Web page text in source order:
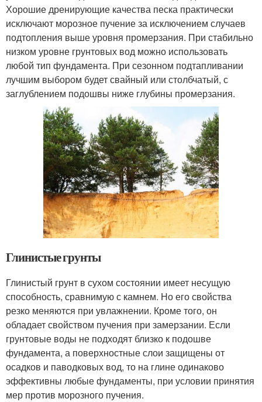
Хорошие дренирующие качества песка практически
исключают морозное пучение за исключением случаев
подтопления выше уровня промерзания. При стабильно
низком уровне грунтовых вод можно использовать
любой тип фундамента. При сезонном подтапливании
лучшим выбором будет свайный или столбчатый, с
заглублением подошвы ниже глубины промерзания.
Глинистые грунты
Глинистый грунт в сухом состоянии имеет несущую
способность, сравнимую с камнем. Но его свойства
резко меняются при увлажнении. Кроме того, он
обладает свойством пучения при замерзании. Если
грунтовые воды не подходят близко к подошве
фундамента, а поверхностные слои защищены от
осадков и паводковых вод, то на глине одинаково
эффективны любые фундаменты, при условии принятия
мер против морозного пучения.